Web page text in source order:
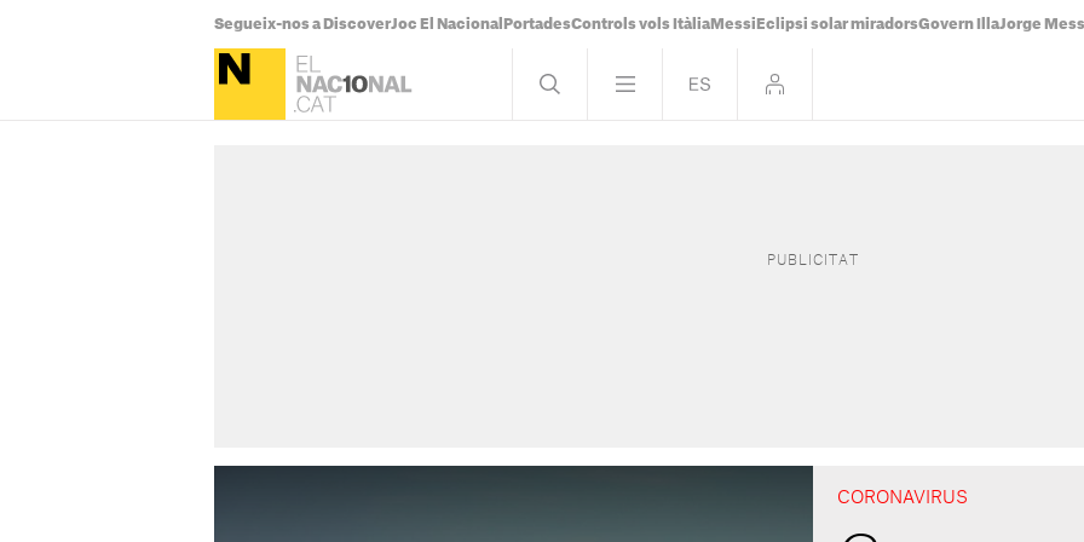
Segueix-nos a DiscoverJoc El Nacional PortadesControls vols Itàlia Messi Eclipsi solar miradorsGovern IllaJorge
CORONAVIRUS